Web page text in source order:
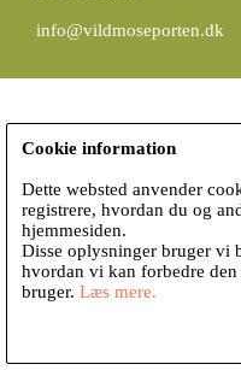
info@vildmoseporten.dk
Cookie information
Dette websted anvender
registrere, hvordan du og
hjemmesiden.
Disse oplysninger bruger vi
hvordan vi kan forbedre
bruger. Læs mere.